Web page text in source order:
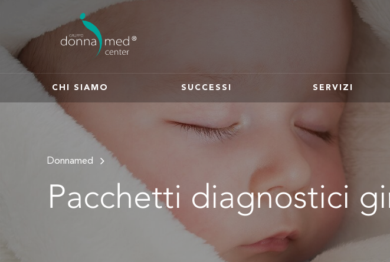
CHI SIAMO SUCCESSI SERVIZI
Donnamed
Pacchetti diagnostici